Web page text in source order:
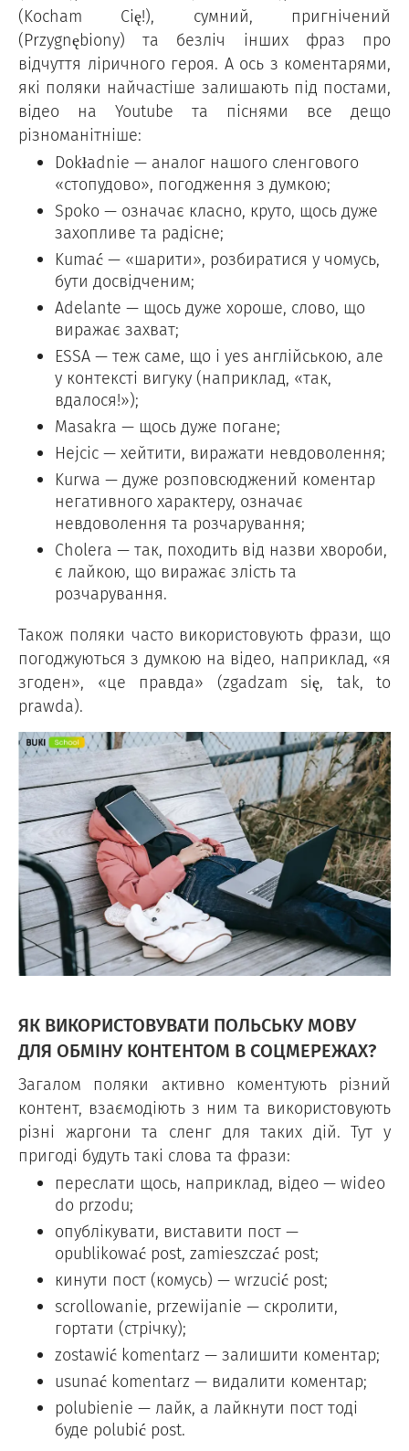
(Kocham Cię!), сумний, пригнічений
(Przygnębiony) та безліч інших фраз про
відчуття ліричного героя. А ось з коментарями,
які поляки найчастіше залишають під постами,
відео на Youtube та піснями все дещо
різноманітніше:
Dokładnie — аналог нашого сленгового
«стопудово», погодження з думкою;
Spoko — означає класно, круто, щось дуже
захопливе та радісне;
Kumać — «шарити», розбиратися у чомусь,
бути досвідченим;
Adelante — щось дуже хороше, слово, що
виражає захват;
ESSA — теж саме, що і yes англійською, але
у контексті вигуку (наприклад, «так,
вдалося!»);
Masakra — щось дуже погане;
Hejcic — хейтити, виражати невдоволення;
Kurwa — дуже розповсюджений коментар
негативного характеру, означає
невдоволення та розчарування;
Cholera — так, походить від назви хвороби,
є лайкою, що виражає злість та
розчарування.
Також поляки часто використовують фрази, що
погоджуються з думкою на відео, наприклад, «я
згоден», «це правда» (zgadzam się, tak, to
prawda).
ЯК ВИКОРИСТОВУВАТИ ПОЛЬСЬКУ МОВУ
ДЛЯ ОБМІНУ КОНТЕНТОМ В СОЦМЕРЕЖАХ?
Загалом поляки активно коментують різний
контент, взаємодіють з ним та використовують
різні жаргони та сленг для таких дій. Тут у
пригоді будуть такі слова та фрази:
переслати щось, наприклад, відео — wideo
do przodu;
опублікувати, виставити пост —
opublikować post, zamieszczać post;
кинути пост (комусь) — wrzucić post;
scrollowanie, przewijanie — скролити,
гортати (стрічку);
zostawić komentarz — залишити коментар;
usunać komentarz — видалити коментар;
polubienie — лайк, а лайкнути пост тоді
буде polubić post.